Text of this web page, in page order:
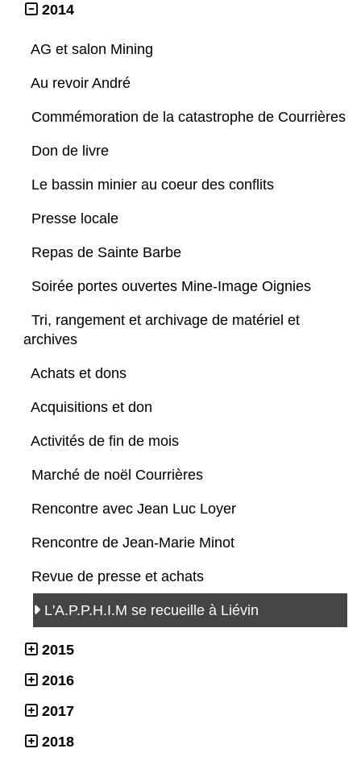
2014
AG et salon Mining
Au revoir André
Commémoration de la catastrophe de Courrières
Don de livre
Le bassin minier au coeur des conflits
Presse locale
Repas de Sainte Barbe
Soirée portes ouvertes Mine-Image Oignies
Tri, rangement et archivage de matériel et
archives
Achats et dons
Acquisitions et don
Activités de fin de mois
Marché de noël Courrières
Rencontre avec Jean Luc Loyer
Rencontre de Jean-Marie Minot
Revue de presse et achats
L'A.P.P.H.I.M se recueille à Liévin
2015
2016
2017
2018